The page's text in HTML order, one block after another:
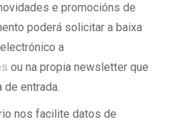
e promocións de
poderá solicitar a baixa
a
ou na propia newsletter que
de entrada.
nos facilite datos de